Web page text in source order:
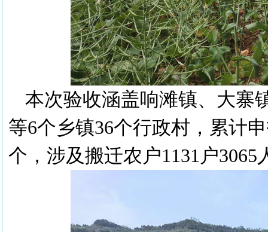
本次验收涵盖响滩镇、大寨
等6个乡镇36个行政村，累计
个，涉及搬迁农户1131户3065